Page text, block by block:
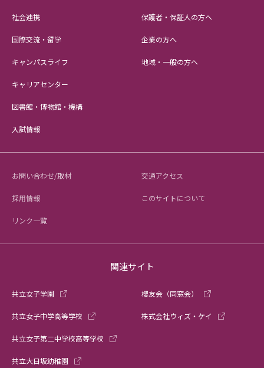
社会連携
国際交流・留学
キャンパスライフ
キャリアセンター
図書館・博物館・機構
入試情報
保護者・保証人の方へ
企業の方へ
地域・一般の方へ
お問い合わせ/取材 交通アクセス
採用情報 このサイトについて
リンク一覧
関連サイト
共立女子学園
共立女子中学高等学校
共立女子第二中学校高等学校
共立大日坂幼稚園
櫻友会（同窓会）
株式会社ウィズ・ケイ